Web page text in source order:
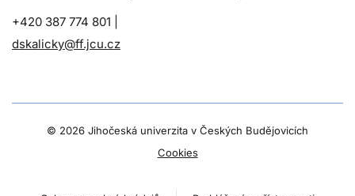
+420 387 774 801 |
dskalicky@ff.jcu.cz
© 2026 Jihočeská univerzita v Českých Budějovicích
Cookies